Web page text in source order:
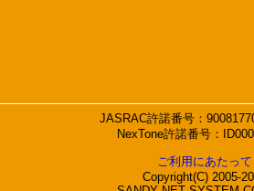
JASRAC許諾番号：
NexTone許諾番号：
ご利用にあたって
Copyright(C) 2005-